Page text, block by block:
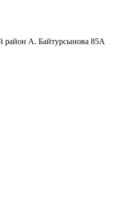
А. Байтурсынова 85А